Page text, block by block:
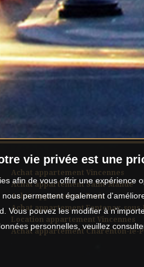
Achat appartement Vincennes
Achat appartement Saint-Mandé
Achat appartement Paris
Achat appartement Fontenay-sous-
Location appartement Vincennes
Achat appartement Charenton-le-
vie privée est une
afin de vous offrir une
permettent également
Vous pouvez les modifier à
personnelles, veuillez